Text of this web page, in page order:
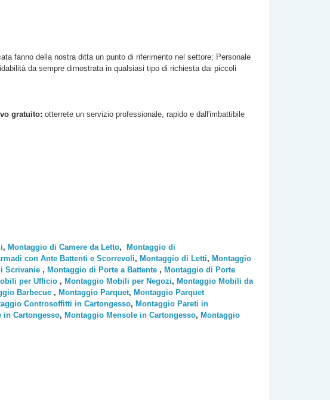
fanno della nostra ditta un punto di riferimento nel settore; Personale
da sempre dimostrata in qualsiasi tipo di richiesta dai piccoli
gratuito: otterrete un servizio professionale, rapido e dall'imbattibile
, Montaggio di Camere da Letto,
Montaggio di
con Ante Battenti e Scorrevoli, Montaggio di Letti, Montaggio
Scrivanie , Montaggio di Porte a Battente , Montaggio di Porte
per Ufficio , Montaggio Mobili per Negozi, Montaggio Mobili da
Barbecue , Montaggio Parquet, Montaggio Parquet
Controsoffitti in Cartongesso, Montaggio Pareti in
in Cartongesso, Montaggio Mensole in Cartongesso, Montaggio